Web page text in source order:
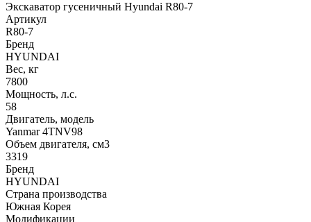
Экскаватор гусеничный Hyundai R80-7
Артикул
R80-7
Бренд
HYUNDAI
Вес, кг
7800
Мощность, л.с.
58
Двигатель, модель
Yanmar 4TNV98
Объем двигателя, см3
3319
Бренд
HYUNDAI
Страна производства
Южная Корея
Модификации